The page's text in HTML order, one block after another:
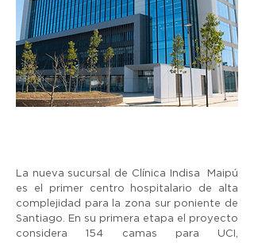
La nueva sucursal de Clínica Indisa Maipú
es el primer centro hospitalario de alta
complejidad para la zona sur poniente de
Santiago. En su primera etapa el proyecto
considera 154 camas para UCI,